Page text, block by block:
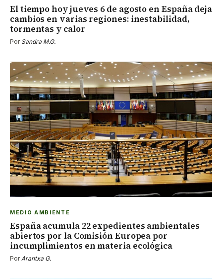
El tiempo hoy jueves 6 de agosto en España deja
cambios en varias regiones: inestabilidad,
tormentas y calor
Por Sandra M.G.
MEDIO AMBIENTE
España acumula 22 expedientes ambientales
abiertos por la Comisión Europea por
incumplimientos en materia ecológica
PorArantxa G.